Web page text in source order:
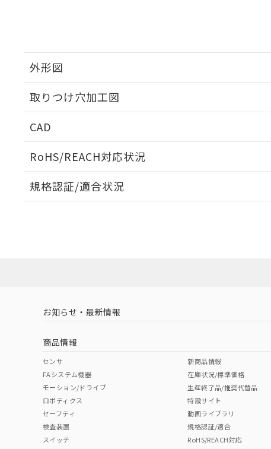
外形図
取りつけ穴加工図
CAD
RoHS/REACH対応状況
EU RoHS 注意事項・凡例
中国 RoHS 注意事項・凡例
中国 RoHS表
Pb Hg Cr(VI)
規格認証/適合状況
お知らせ・最新情報
商品情報
センサ
FAシステム機器
モーション/ドライブ
ロボティクス
セーフティ
検査装置
スイッチ
新商品情報
在庫状況/標準価格
生産終了品/推奨代替品
特設サイト
動画ライブラリ
規格認証/適合
RoHS/REACH対応